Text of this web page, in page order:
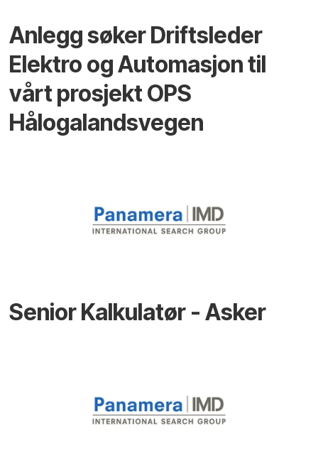
Anlegg søker Driftsleder
Elektro og Automasjon til
vårt prosjekt OPS
Hålogalandsvegen
Senior Kalkulatør - Asker